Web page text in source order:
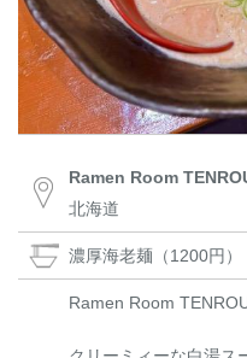
Ramen Room
北海道
濃厚海老麺（1200円）
Ramen Room